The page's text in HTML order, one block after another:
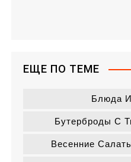
ЕЩЕ ПО ТЕМЕ
Блюда
Бутерброды С
Весенние